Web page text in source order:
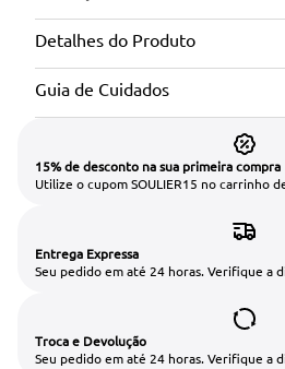
Detalhes do Produto
Guia de Cuidados
15% de desconto na sua primeira compra
Utilize o cupom SOULIER15 no carrinho
Entrega Expressa
Seu pedido em até 24 horas. Verifique a
Troca e Devolução
Seu pedido em até 24 horas. Verifique a